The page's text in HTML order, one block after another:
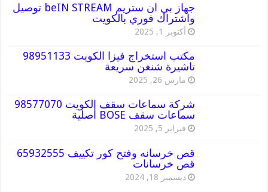
جهاز بي ان ستريم beIN STREAM توصيل
واشتراك فوري بالكويت
أكتوبر 1, 2025
مكتب استخراج فيزا الكويت 98951133
تاشيرة شنغن سريعة
مارس 26, 2025
شركة سماعات سقف الكويت 98577070
سماعات سقف BOSE أصلية
فبراير 5, 2025
قص خرسانه وفتح كور تكييف 65932555
قص خرسانات
ديسمبر 18, 2024